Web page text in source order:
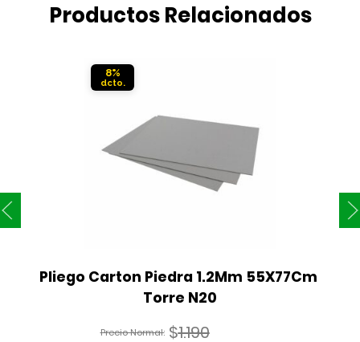
Productos Relacionados
8%
Pliego Carton Piedra 1.2Mm 55X77Cm
Torre N20
$1.190